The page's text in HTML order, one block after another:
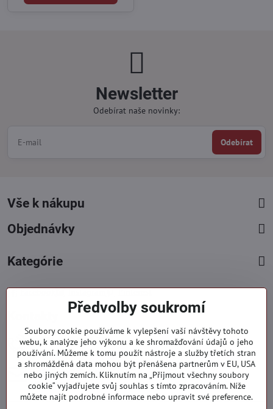
Newsletter
Odebírat naše novinky:
Odebírat
Vše k nákupu
Objednávky
Kategórie
+421 919 060 751
Pondělí - Pátek : 09:00 - 15:00 hod.
info​@everlady​.eu
Non stop ( 24/7 )
Předvolby soukromí
Soubory cookie používáme k vylepšení vaší návštěvy tohoto
webu, k analýze jeho výkonu a ke shromažďování údajů o jeho
používání. Můžeme k tomu použít nástroje a služby třetích stran
a shromážděná data mohou být přenášena partnerům v EU, USA
nebo jiných zemích. Kliknutím na „Přijmout všechny soubory
cookie“ vyjadřujete svůj souhlas s tímto zpracováním. Níže
můžete najít podrobné informace nebo upravit své preference.